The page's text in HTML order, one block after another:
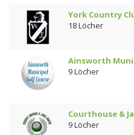
York Country
18 Löcher
Ainsworth
9 Löcher
Courthouse &
9 Löcher